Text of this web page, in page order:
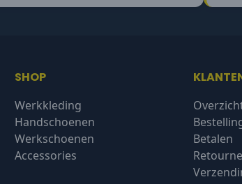
SHOP
Werkkleding
Handschoenen
Werkschoenen
Accessories
Betalen